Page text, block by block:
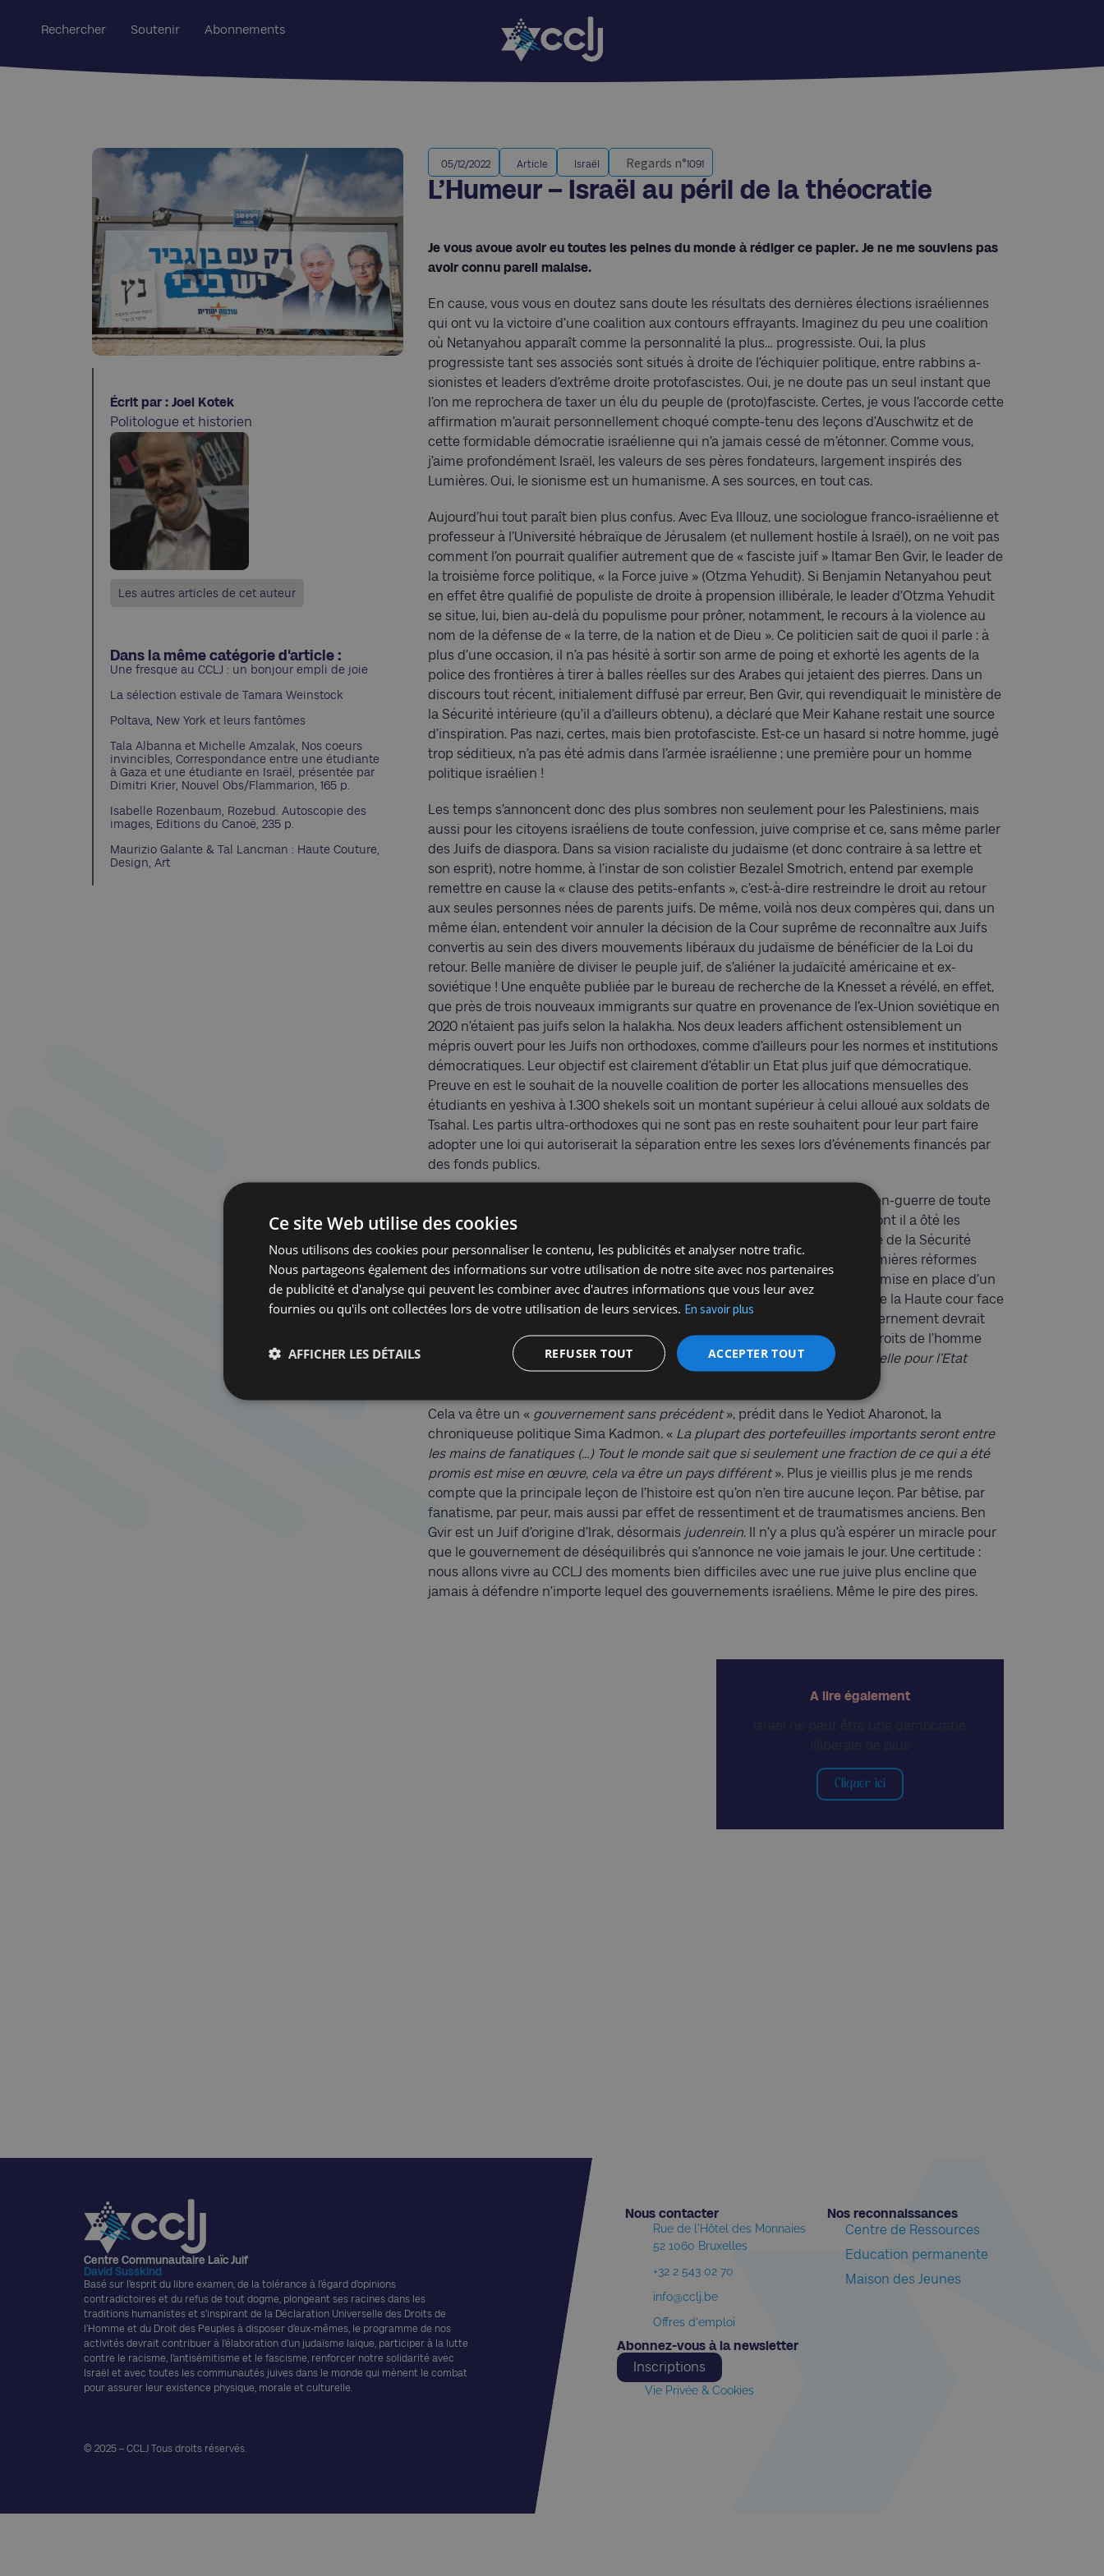
Rechercher Soutenir Abonnements
Écrit par : Joel Kotek
Politologue et historien
Les autres articles de cet auteur
Dans la même catégorie d'article :
Une fresque au CCLJ : un bonjour empli de joie
La sélection estivale de Tamara Weinstock
Poltava, New York et leurs fantômes
Tala Albanna et Michelle Amzalak, Nos coeurs
invincibles, Correspondance entre une étudiante
à Gaza et une étudiante en Israël, présentée par
Dimitri Krier, Nouvel Obs/Flammarion, 165 p.
Isabelle Rozenbaum, Rozebud. Autoscopie des
images, Editions du Canoë, 235 p.
Maurizio Galante & Tal Lancman : Haute Couture,
Design, Art
05/12/2022 Article Israël Regards n°1091
L’Humeur – Israël au péril de la théocratie
Je vous avoue avoir eu toutes les peines du monde à rédiger ce papier. Je ne me souviens pas
avoir connu pareil malaise.
En cause, vous vous en doutez sans doute les résultats des dernières élections israéliennes
qui ont vu la victoire d’une coalition aux contours effrayants. Imaginez du peu une coalition
où Netanyahou apparaît comme la personnalité la plus… progressiste. Oui, la plus
progressiste tant ses associés sont situés à droite de l’échiquier politique, entre rabbins a-
sionistes et leaders d’extrême droite protofascistes. Oui, je ne doute pas un seul instant que
l’on me reprochera de taxer un élu du peuple de (proto)fasciste. Certes, je vous l’accorde cette
affirmation m’aurait personnellement choqué compte-tenu des leçons d’Auschwitz et de
cette formidable démocratie israélienne qui n’a jamais cessé de m’étonner. Comme vous,
j’aime profondément Israël, les valeurs de ses pères fondateurs, largement inspirés des
Lumières. Oui, le sionisme est un humanisme. A ses sources, en tout cas.
Aujourd’hui tout paraît bien plus confus. Avec Eva Illouz, une sociologue franco-israélienne et
professeur à l’Université hébraïque de Jérusalem (et nullement hostile à Israël), on ne voit pas
comment l’on pourrait qualifier autrement que de « fasciste juif » Itamar Ben Gvir, le leader de
la troisième force politique, « la Force juive » (Otzma Yehudit). Si Benjamin Netanyahou peut
en effet être qualifié de populiste de droite à propension illibérale, le leader d’Otzma Yehudit
se situe, lui, bien au-delà du populisme pour prôner, notamment, le recours à la violence au
nom de la défense de « la terre, de la nation et de Dieu ». Ce politicien sait de quoi il parle : à
plus d’une occasion, il n’a pas hésité à sortir son arme de poing et exhorté les agents de la
police des frontières à tirer à balles réelles sur des Arabes qui jetaient des pierres. Dans un
discours tout récent, initialement diffusé par erreur, Ben Gvir, qui revendiquait le ministère de
la Sécurité intérieure (qu’il a d’ailleurs obtenu), a déclaré que Meir Kahane restait une source
d’inspiration. Pas nazi, certes, mais bien protofasciste. Est-ce un hasard si notre homme, jugé
trop séditieux, n’a pas été admis dans l’armée israélienne ; une première pour un homme
politique israélien !
Les temps s’annoncent donc des plus sombres non seulement pour les Palestiniens, mais
aussi pour les citoyens israéliens de toute confession, juive comprise et ce, sans même parler
des Juifs de diaspora. Dans sa vision racialiste du judaïsme (et donc contraire à sa lettre et
son esprit), notre homme, à l’instar de son colistier Bezalel Smotrich, entend par exemple
remettre en cause la « clause des petits-enfants », c’est-à-dire restreindre le droit au retour
aux seules personnes nées de parents juifs. De même, voilà nos deux compères qui, dans un
même élan, entendent voir annuler la décision de la Cour suprême de reconnaître aux Juifs
convertis au sein des divers mouvements libéraux du judaïsme de bénéficier de la Loi du
retour. Belle manière de diviser le peuple juif, de s’aliéner la judaïcité américaine et ex-
soviétique ! Une enquête publiée par le bureau de recherche de la Knesset a révélé, en effet,
que près de trois nouveaux immigrants sur quatre en provenance de l’ex-Union soviétique en
2020 n’étaient pas juifs selon la halakha. Nos deux leaders affichent ostensiblement un
mépris ouvert pour les Juifs non orthodoxes, comme d’ailleurs pour les normes et institutions
démocratiques. Leur objectif est clairement d’établir un Etat plus juif que démocratique.
Preuve en est le souhait de la nouvelle coalition de porter les allocations mensuelles des
étudiants en yeshiva à 1.300 shekels soit un montant supérieur à celui alloué aux soldats de
Tsahal. Les partis ultra-orthodoxes qui ne sont pas en reste souhaitent pour leur part faire
adopter une loi qui autoriserait la séparation entre les sexes lors d’événements financés par
des fonds publics.
Le gouvernement que forme Netanyahou sera certainement le plus va-t-en-guerre de toute
l’Histoire de l’Etat juif avec Ben Gvir et Smotrich, deux véritables fauves dont il a ôté les
chaînes en toute connaissance de cause. Ben Gvir a obtenu le portefeuille de la Sécurité
intérieure, qui supervise la police et la sécurité du territoire. Parmi les premières réformes
envisagées par le leader de HaTzionout HaDatit (« sionistes religieux »), la mise en place d’un
mécanisme qui permettrait à la Knesset de passer outre le droit de veto de la Haute cour face
aux lois qu’elle estimerait inconstitutionnelles. Toujours à le suivre le gouvernement devrait
prendre des mesures» contre certaines organisations de défense des droits de l’homme
lorsqu’il entrera en fonction, qualifiant ces groupes de « menace existentielle pour l’Etat
Cela va être un « gouvernement sans précédent», prédit dans le Yediot Aharonot, la
chroniqueuse politique Sima Kadmon. « La plupart des portefeuilles importants seront entre
les mains de fanatiques (…) Tout le monde sait que si seulement une fraction de ce qui a été
promis est mise en œuvre, cela va être un pays différent». Plus je vieillis plus je me rends
compte que la principale leçon de l’histoire est qu’on n’en tire aucune leçon. Par bêtise, par
fanatisme, par peur, mais aussi par effet de ressentiment et de traumatismes anciens. Ben
Gvir est un Juif d’origine d’Irak, désormais judenrein. Il n’y a plus qu’à espérer un miracle pour
que le gouvernement de déséquilibrés qui s’annonce ne voie jamais le jour. Une certitude :
nous allons vivre au CCLJ des moments bien difficiles avec une rue juive plus encline que
jamais à défendre n’importe lequel des gouvernements israéliens. Même le pire des pires.
A lire également
Cliquer ici
Centre Communautaire Laïc Juif
David Susskind
Basé sur l’esprit du libre examen, de la tolérance à l’égard d’opinions
contradictoires et du refus de tout dogme, plongeant ses racines dans les
traditions humanistes et s’inspirant de la Déclaration Universelle des Droits de
l’Homme et du Droit des Peuples à disposer d’eux-mêmes, le programme de nos
activités devrait contribuer à l’élaboration d’un judaïsme laïque, participer à la lutte
contre le racisme, l’antisémitisme et le fascisme, renforcer notre solidarité avec
Israël et avec toutes les communautés juives dans le monde qui mènent le combat
pour assurer leur existence physique, morale et culturelle.
© 2025 – CCLJ Tous droits réservés.
Nous contacter​
Rue de l'Hôtel des Monnaies
52 1060 Bruxelles
+32 2 543 02 70
info@cclj.be
Offres d'emploi
Nos reconnaissances​
Centre de Ressources
Education permanente
Maison des Jeunes
Abonnez-vous à la newsletter​
Inscriptions
Vie Privée & Cookies
Ce site Web utilise des cookies
Nous utilisons des cookies pour personnaliser le contenu, les publicités et analyser notre trafic.
Nous partageons également des informations sur votre utilisation de notre site avec nos partenaires
de publicité et d'analyse qui peuvent les combiner avec d'autres informations que vous leur avez
fournies ou qu'ils ont collectées lors de votre utilisation de leurs services. En savoir plus
ACCEPTER TOUT
REFUSER TOUT
AFFICHER LES DÉTAILS